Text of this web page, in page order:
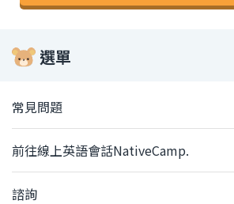
選單
常見問題
前往線上英語會話NativeCamp.
諮詢